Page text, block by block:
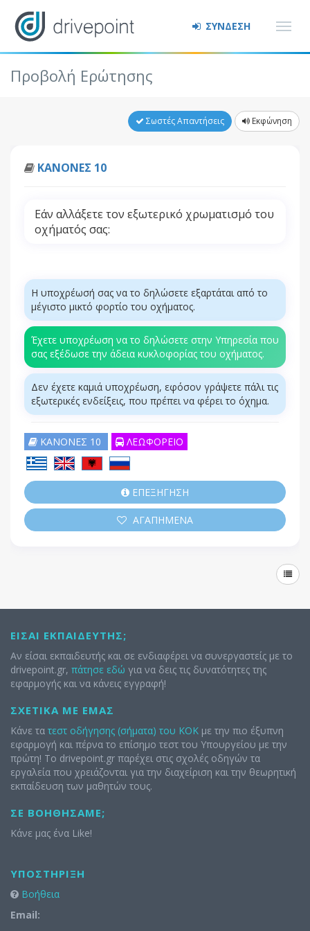
ΣΥΝΔΕΣΗ
Προβολή Ερώτησης
Σωστές Απαντήσεις Εκφώνηση
ΚΑΝΟΝΕΣ 10
Εάν αλλάξετε τον εξωτερικό χρωματισμό του
οχήματός σας:
Η υποχρέωσή σας να το δηλώσετε εξαρτάται από το
μέγιστο μικτό φορτίο του οχήματος.
Έχετε υποχρέωση να το δηλώσετε στην Υπηρεσία που
σας εξέδωσε την άδεια κυκλοφορίας του οχήματος.
Δεν έχετε καμιά υποχρέωση, εφόσον γράψετε πάλι τις
εξωτερικές ενδείξεις, που πρέπει να φέρει το όχημα.
ΚΑΝΟΝΕΣ 10 ΛΕΩΦΟΡΕΙΟ
ΕΠΕΞΗΓΗΣΗ
ΑΓΑΠΗΜΕΝΑ
ΕΊΣΑΙ ΕΚΠΑΙΔΕΥΤΉΣ;
Αν είσαι εκπαιδευτής και σε ενδιαφέρει να συνεργαστείς με το
drivepoint.gr, πάτησε εδώ για να δεις τις δυνατότητες της
εφαρμογής και να κάνεις εγγραφή!
ΣΧΕΤΙΚΆ ΜΕ ΕΜΆΣ
Κάνε τα τεστ οδήγησης (σήματα) του ΚΟΚ με την πιο έξυπνη
εφαρμογή και πέρνα το επίσημο τεστ του Υπουργείου με την
πρώτη! Το drivepoint.gr παρέχει στις σχολές οδηγών τα
εργαλεία που χρειάζονται για την διαχείριση και την θεωρητική
εκπαίδευση των μαθητών τους.
ΣΕ ΒΟΗΘΉΣΑΜΕ;
Κάνε μας ένα Like!
ΥΠΟΣΤΉΡΙΞΗ
Βοήθεια
Email: